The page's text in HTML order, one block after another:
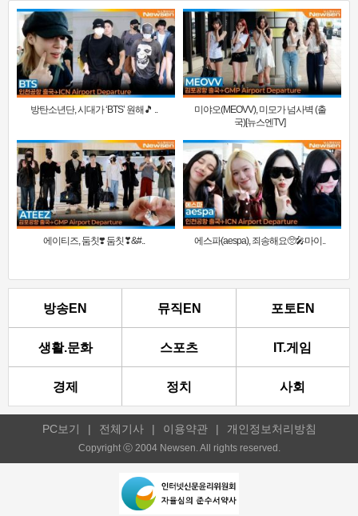
방탄소년단, 시대가 ‘BTS’ 원해🎵 ..
미야오(MEOVV), 미모가 넘사벽 (출
국)[뉴스엔TV]
에이티즈, 둠칫❣️ 둠칫❣&#.. 에스파(aespa), 죄송해요🥺🎤마이..
방송EN 뮤직EN 포토EN
생활.문화 스포츠 IT.게임
경제 정치 사회
PC보기 | 전체기사 | 이용약관 | 개인정보처리방침
Copyright ⓒ 2004 Newsen. All rights reserved.